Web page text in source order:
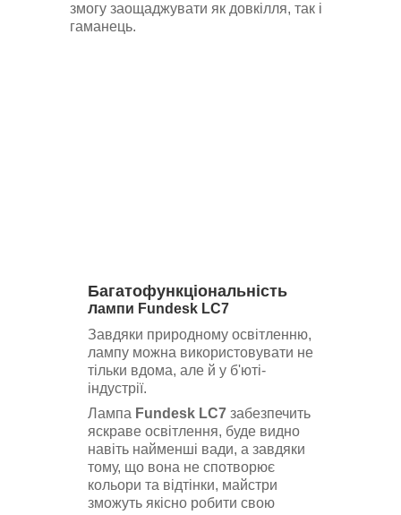
змогу заощаджувати як довкілля, так і
гаманець.
Багатофункціональність
лампи Fundesk LC7
Завдяки природному освітленню,
лампу можна використовувати не
тільки вдома, але й у б'юті-
індустрії.
Лампа Fundesk LC7 забезпечить
яскраве освітлення, буде видно
навіть найменші вади, а завдяки
тому, що вона не спотворює
кольори та відтінки, майстри
зможуть якісно робити свою